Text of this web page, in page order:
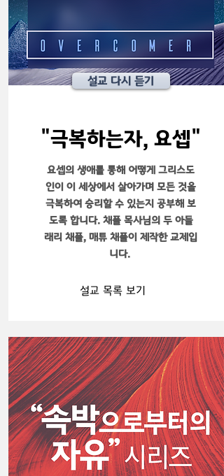
설교 다시 듣기
​"극복하는자, 요셉"
요셉의 생애를 통해 어떻게 그리스도
인이 이 세상에서 살아가며 모든 것을
극복하여 승리할 수 있는지 공부해 보
도록 합니다. 채플 목사님의 두 아들
래리 채플, 매튜 채플이 제작한 교제입
니다.
설교 목록 보기